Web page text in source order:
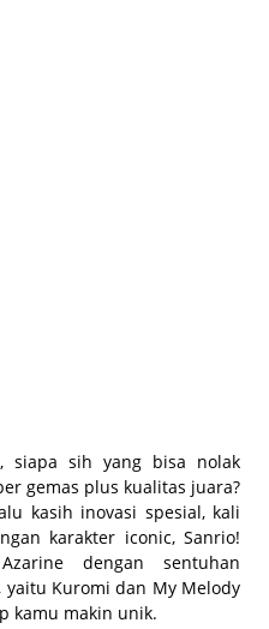
siapa sih yang bisa nolak
gemas plus kualitas juara?
kasih inovasi spesial, kali
karakter iconic, Sanrio!
dengan sentuhan
yaitu Kuromi dan My Melody
kamu makin unik.